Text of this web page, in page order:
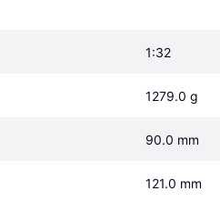
1:32
1279.0 g
90.0 mm
121.0 mm